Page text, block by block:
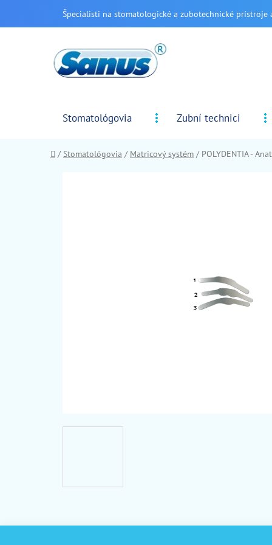
Špecialisti na stomatologické a zubotechnické prístroje
Stomatológovia Zubní technici
Domov
/ Stomatológovia / Matricový systém / POLYDENTIA -